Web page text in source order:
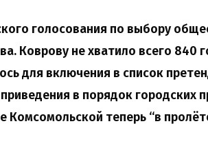
голосования по выбору
Коврову не хватило всего 840
для включения в список
в порядок городских
Комсомольской теперь “в